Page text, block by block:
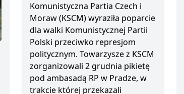
Komunistyczna Partia Czech i
Moraw (KSCM) wyraziła poparcie
dla walki Komunistycznej Partii
Polski przeciwko represjom
politycznym. Towarzysze z KSCM
zorganizowali 2 grudnia pikietę
pod ambasadą RP w Pradze, w
trakcie której przekazali